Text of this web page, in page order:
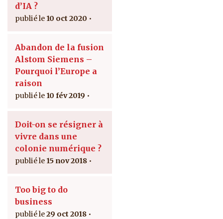
d’IA ?
10 oct 2020
Abandon de la fusion
Alstom Siemens –
Pourquoi l’Europe a
raison
10 fév 2019
Doit-on se résigner à
vivre dans une
colonie numérique ?
15 nov 2018
Too big to do
business
29 oct 2018